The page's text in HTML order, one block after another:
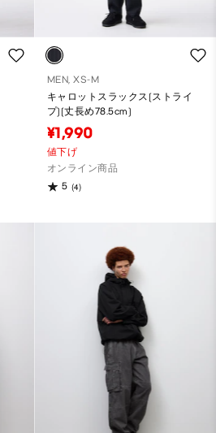
MEN, XS-M
キャロットスラックス(ストライ
プ)(丈長め78.5cm)
¥1,990
値下げ
オンライン商品
5 (4)